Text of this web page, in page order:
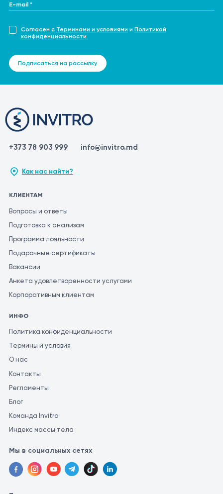
E-mail *
Согласен с Терминами и условиями и Политикой
конфиденциальности
Подписаться на рассылку
+373 78 903 999 info@invitro.md
Как нас найти?
КЛИЕНТАМ
Вопросы и ответы
Подготовка к анализам
Программа лояльности
Подарочные сертификаты
Вакансии
Анкета удовлетворенности услугами
Корпоративным клиентам
ИНФО
Политика конфиденциальности
Термины и условия
О нас
Контакты
Регламенты
Блог
Команда Invitro
Индекс массы тела
Мы в социальных сетях